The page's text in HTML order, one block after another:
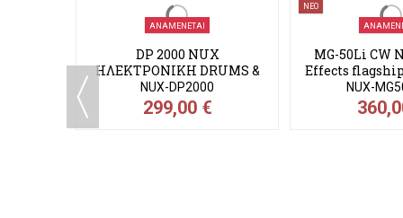
ΑΝΑΜΈΝΕΤΑΙ
ΝΕΟ